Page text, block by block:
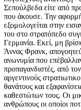
Σεπούλβεδα είτε από
που άκουσε. Την
εξομολογείται στην
του στο στρατόπεδο
Γερμανία. Εκεί, μη
Άννας Φρανκ,
ανωνυμία που
προπαγανδιστές, από
αργεντινούς
θανάτους και
καθεστώτων τους. Οι
ανθρώπους οι οποίοι